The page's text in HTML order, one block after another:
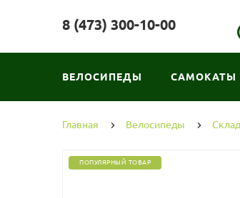
8 (473) 300-10-00
ВЕЛОСИПЕДЫ САМОКАТЫ
Главная Велосипеды
ПОПУЛЯРНЫЙ ТОВАР